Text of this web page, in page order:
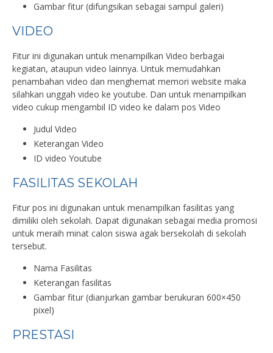
Gambar fitur (difungsikan sebagai sampul galeri)
VIDEO
Fitur ini digunakan untuk menampilkan Video berbagai
kegiatan, ataupun video lainnya. Untuk memudahkan
penambahan video dan menghemat memori website maka
silahkan unggah video ke youtube. Dan untuk menampilkan
video cukup mengambil ID video ke dalam pos Video
Judul Video
Keterangan Video
ID video Youtube
FASILITAS SEKOLAH
Fitur pos ini digunakan untuk menampilkan fasilitas yang
dimiliki oleh sekolah. Dapat digunakan sebagai media promosi
untuk meraih minat calon siswa agak bersekolah di sekolah
tersebut.
Nama Fasilitas
Keterangan fasilitas
Gambar fitur (dianjurkan gambar berukuran 600×450
pixel)
PRESTASI